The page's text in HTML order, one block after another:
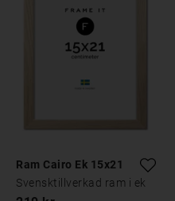
Ram Cairo Ek 15x21
Svensktillverkad ram i ek